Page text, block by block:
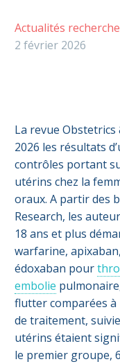
Actualités
2 février 2026
La revue
2026 les résultats
contrôles portant
utérins chez la
oraux. A partir des
Research, les
18 ans et plus
warfarine,
édoxaban pour
embolie
flutter comparées à
de traitement,
utérins étaient
le premier groupe,